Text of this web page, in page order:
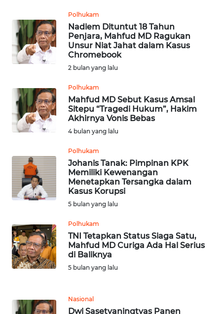
Polhukam
Nadiem Dituntut 18 Tahun
Penjara, Mahfud MD Ragukan
Unsur Niat Jahat dalam Kasus
Chromebook
2 bulan yang lalu
Polhukam
Mahfud MD Sebut Kasus Amsal
Sitepu “Tragedi Hukum”, Hakim
Akhirnya Vonis Bebas
4 bulan yang lalu
Polhukam
Johanis Tanak: Pimpinan KPK
Memiliki Kewenangan
Menetapkan Tersangka dalam
Kasus Korupsi
5 bulan yang lalu
Polhukam
TNI Tetapkan Status Siaga Satu,
Mahfud MD Curiga Ada Hal Serius
di Baliknya
5 bulan yang lalu
Nasional
Dwi Sasetyaningtyas Panen
KARIR
DISCLAIMER
Wahana
News
Regional
WN
WN
JAKARTA
WN
BANTEN